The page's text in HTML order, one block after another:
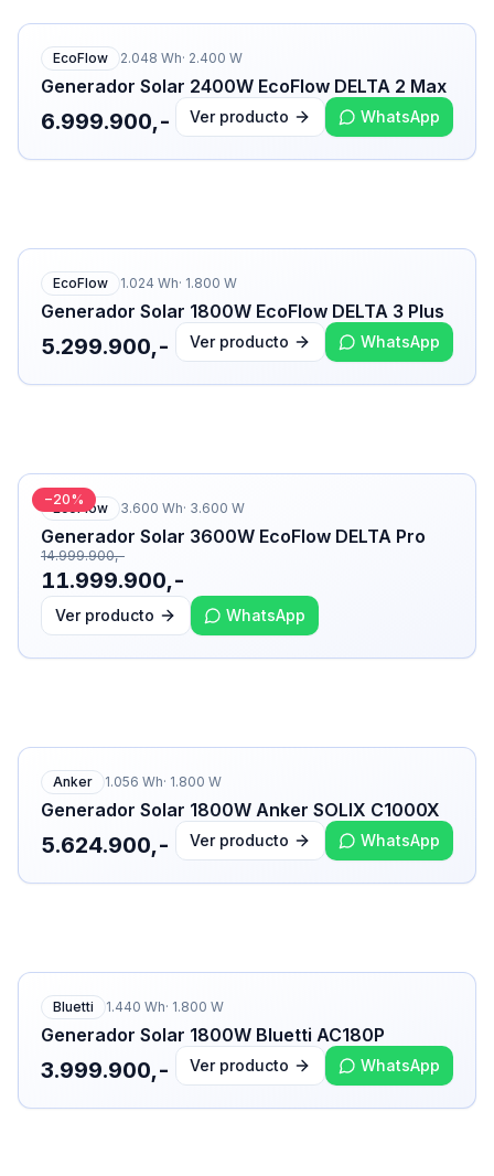
EcoFlow 2.048 Wh· 2.400 W
Generador Solar 2400W EcoFlow DELTA 2 Max
6.999.900,- Ver producto WhatsApp
EcoFlow 1.024 Wh· 1.800 W
Generador Solar 1800W EcoFlow DELTA 3 Plus
5.299.900,- Ver producto WhatsApp
−20%
EcoFlow 3.600 Wh· 3.600 W
Generador Solar 3600W EcoFlow DELTA Pro
14.999.900,-
11.999.900,-
Ver producto WhatsApp
Anker 1.056 Wh· 1.800 W
Generador Solar 1800W Anker SOLIX C1000X
5.624.900,- Ver producto WhatsApp
Bluetti 1.440 Wh· 1.800 W
Generador Solar 1800W Bluetti AC180P
3.999.900,- Ver producto WhatsApp